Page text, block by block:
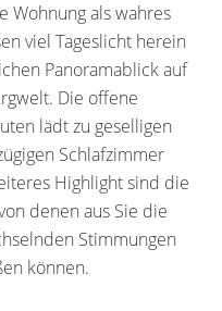
Wohnung als wahres
viel Tageslicht herein
Panoramablick auf
Die offene
lädt zu geselligen
Schlafzimmer
Highlight sind die
denen aus Sie die
Stimmungen
können.